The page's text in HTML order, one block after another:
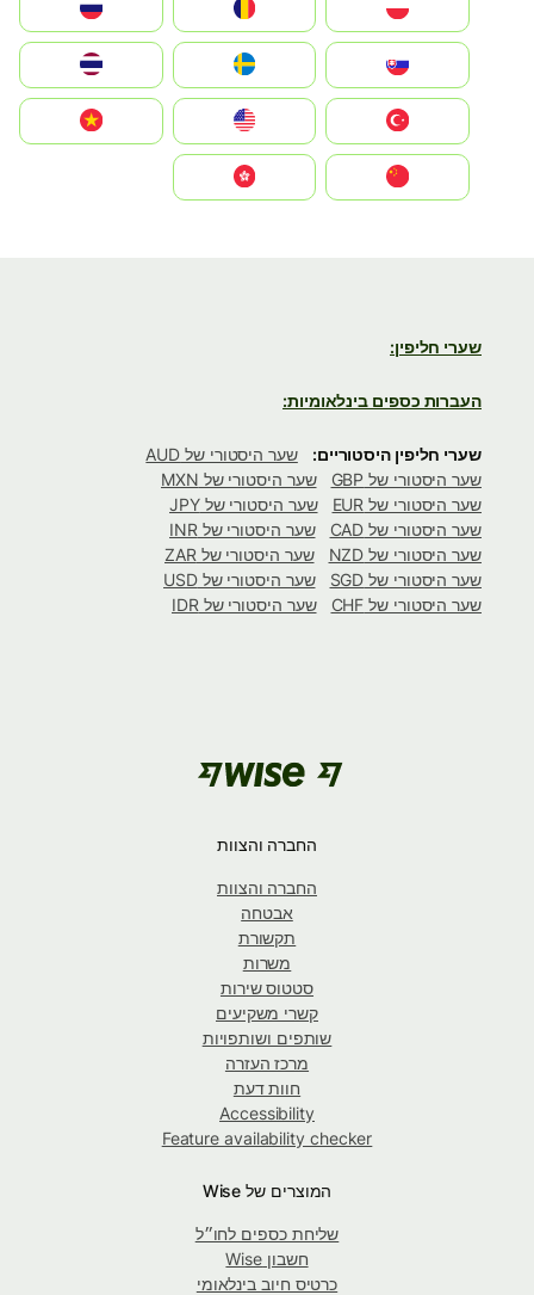
România
Slovensko
United States
Vietnam
שערי חליפין:
העברות כספים בינלאומיות:
שערי חליפין היסטוריים:
שער היסטורי של AUD
שער היסטורי של GBP
שער היסטורי של MXN
שער היסטורי של EUR
שער היסטורי של JPY
שער היסטורי של CAD
שער היסטורי של INR
שער היסטורי של NZD
שער היסטורי של ZAR
שער היסטורי של SGD
שער היסטורי של USD
שער היסטורי של CHF
שער היסטורי של IDR
החברה והצוות
החברה והצוות
אבטחה
תקשורת
משרות
סטטוס שירות
קשרי משקיעים
שותפים ושותפויות
מרכז העזרה
חוות דעת
Accessibility
Feature availability checker
המוצרים של Wise
שליחת כספים לחו״ל
חשבון Wise
כרטיס חיוב בינלאומי